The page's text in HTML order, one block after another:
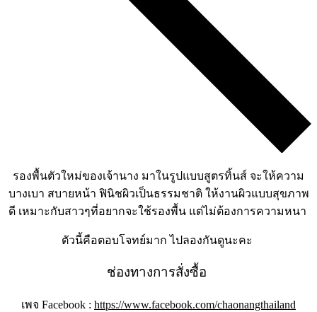
รองพื้นตัวใหม่ของเจ้านาง มาในรูปแบบสูตรทิ้นส์ จะให้ความ
บางเบา สบายหน้า ฟินิชผิวเป็นธรรมชาติ ให้งานผิวแบบสุขภาพ
ดี เหมาะกับสาวๆที่อยากจะใช้รองพื้น แต่ไม่ต้องการความหนา
ตัวนี้คือตอบโจทย์มาก ไปลองกันดูนะคะ
ช่องทางการสั่งซื้อ
เพจ Facebook : https://www.facebook.com/chaonangthailand